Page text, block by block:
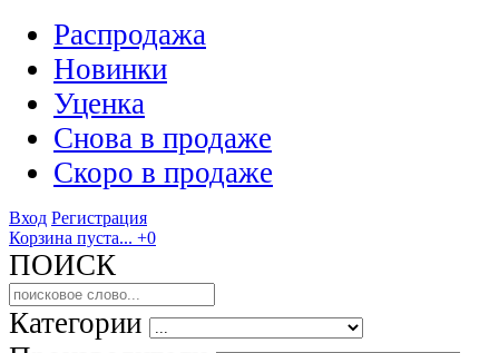
Распродажа
Новинки
Уценка
Снова в продаже
Скоро в продаже
Вход Регистрация
Корзина пуста... +0
ПОИСК
Категории